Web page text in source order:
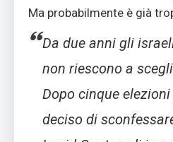
Ma probabilmente è già
Da due anni gli
non riescono a
Dopo cinque
deciso di